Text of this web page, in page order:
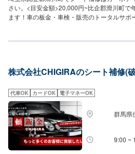
さい。<目安金額>20,000円~比企郡滑川町で
ます！車の板金・車検・販売のトータルサポ
ので保険修理のご相談もお待ちしております
株式会社CHIGIRAのシート補修(
代車OK カードOK 電子マネーOK
群馬県
9:00 ~